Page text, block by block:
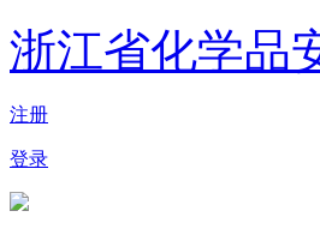
浙江省化学品
注册
登录